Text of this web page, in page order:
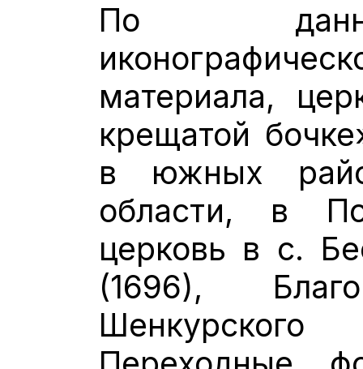
По
материала,
крещатой
в южных
области, в
церковь в с.
(1696),